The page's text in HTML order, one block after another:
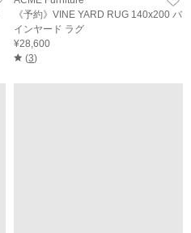
《予約》VINE YARD RUG 140x200 バ
インヤード ラグ
¥28,600
(3)